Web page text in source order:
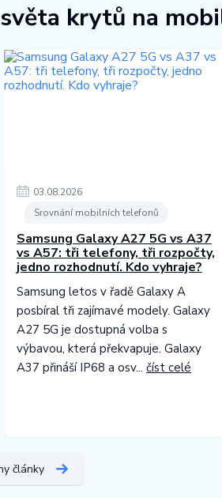
krytů na
03.08.2026
Srovnání mobilních telefonů
Samsung Galaxy A27 5G vs A37
vs A57: tři telefony, tři rozpočty,
jedno rozhodnutí. Kdo vyhraje?
Samsung letos v řadě Galaxy A
posbíral tři zajímavé modely. Galaxy
A27 5G je dostupná volba s
výbavou, která překvapuje. Galaxy
A37 přináší IP68 a osv... číst celé
články